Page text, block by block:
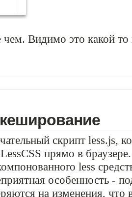
чем. Видимо это какой то
скрипт less.js,
прямо в
less
особенность -
на изменения, что